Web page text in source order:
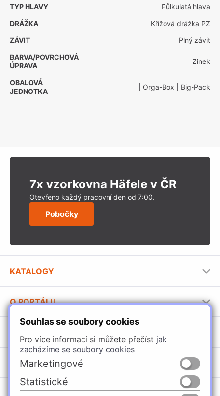
Souhlas se soubory cookies
Pro více informací si můžete přečíst jak
zacházíme se soubory cookies
Marketingové
Statistické
TYP HLAVY
Půlkulatá hlava
DRÁŽKA
Křížová drážka PZ
ZÁVIT
Plný závit
BARVA/POVRCHOVÁ
ÚPRAVA
Zinek
OBALOVÁ
JEDNOTKA
| Orga-Box | Big-Pack
7x vzorkovna Häfele v ČR
Otevřeno každý pracovní den od 7:00.
Pobočky
KATALOGY
Stavební katalog Häfele
Brožury Häfele
O PORTÁLU
Provozovatel portálu
Jak používat portál
Úchytky
Nábytkové kování
Vybavení kuchyní
POBOČKY
Domašín